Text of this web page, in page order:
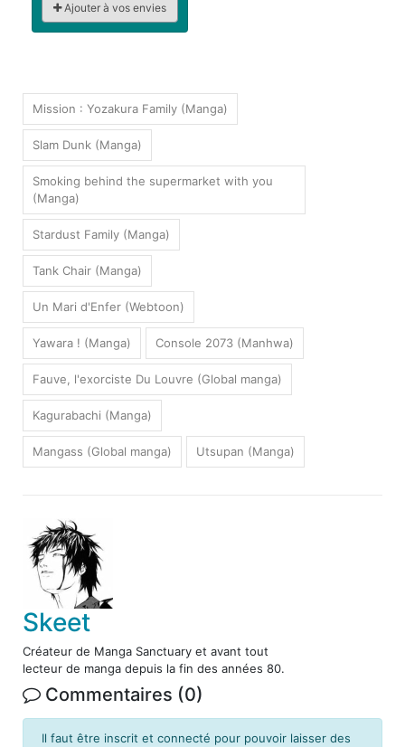
Ajouter à vos envies
Mission : Yozakura Family (Manga)
Slam Dunk (Manga)
Smoking behind the supermarket with you
(Manga)
Stardust Family (Manga)
Tank Chair (Manga)
Un Mari d'Enfer (Webtoon)
Yawara ! (Manga) Console 2073 (Manhwa)
Fauve, l'exorciste Du Louvre (Global manga)
Kagurabachi (Manga)
Mangass (Global manga) Utsupan (Manga)
Skeet
Créateur de Manga Sanctuary et avant tout
lecteur de manga depuis la fin des années 80.
Commentaires (0)
Il faut être inscrit et connecté pour pouvoir laisser des